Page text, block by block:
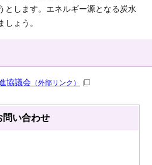
とします。エネルギー源となる炭水
ょう。
協議会 （外部リンク）
問い合わせ